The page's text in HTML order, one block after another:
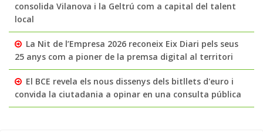
consolida Vilanova i la Geltrú com a capital del talent
local
La Nit de l’Empresa 2026 reconeix Eix Diari pels seus
25 anys com a pioner de la premsa digital al territori
El BCE revela els nous dissenys dels bitllets d'euro i
convida la ciutadania a opinar en una consulta pública